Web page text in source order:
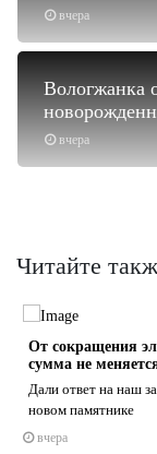
вчера
вчера
Вологжанка
Читайте
От сокращения
сумма не
Дали ответ на наш
новом памятнике
вчера